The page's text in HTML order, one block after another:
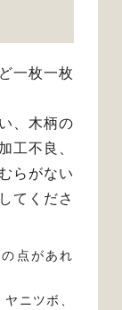
一枚一枚
、木柄の
工不良、
らがない
てくださ
点があれ
ニツボ、